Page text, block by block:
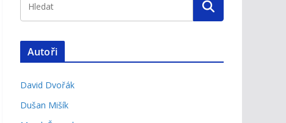
Autoři
David Dvořák
Dušan Mišík